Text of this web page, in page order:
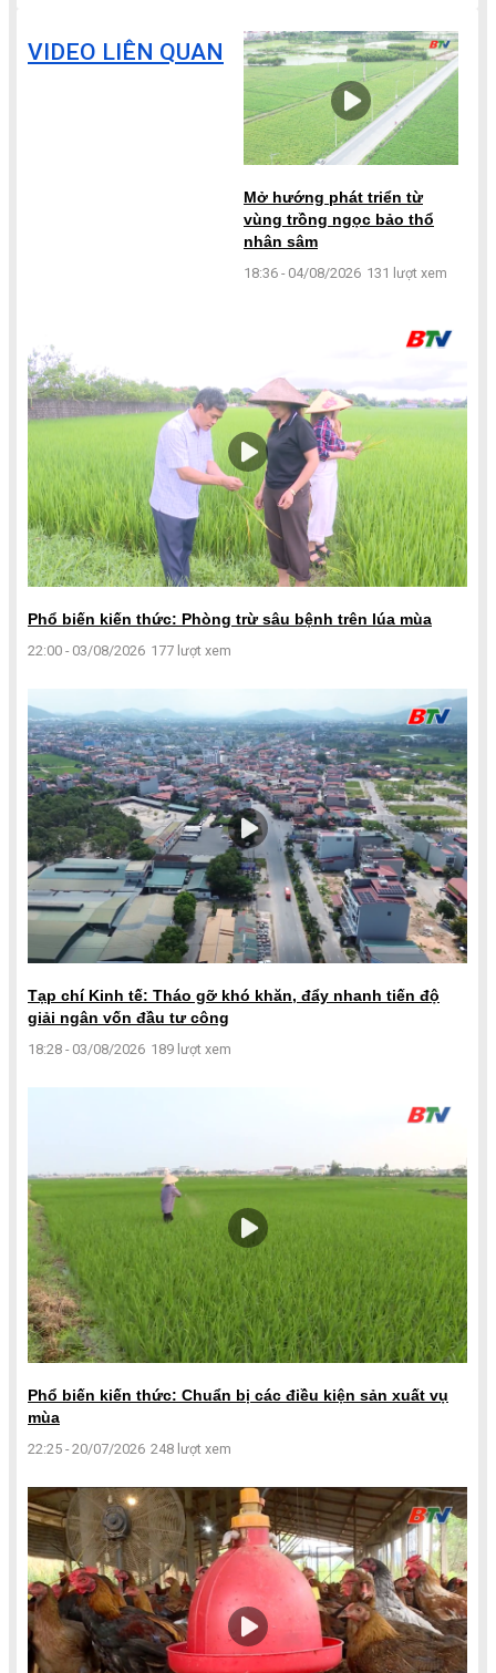
VIDEO LIÊN QUAN
Mở hướng phát triển từ
vùng trồng ngọc bảo thổ
nhân sâm
18:36 - 04/08/2026 131 lượt xem
Phổ biến kiến thức: Phòng trừ sâu bệnh trên lúa mùa
22:00 - 03/08/2026 177 lượt xem
Tạp chí Kinh tế: Tháo gỡ khó khăn, đẩy nhanh tiến độ
giải ngân vốn đầu tư công
18:28 - 03/08/2026 189 lượt xem
Phổ biến kiến thức: Chuẩn bị các điều kiện sản xuất vụ
mùa
22:25 - 20/07/2026 248 lượt xem